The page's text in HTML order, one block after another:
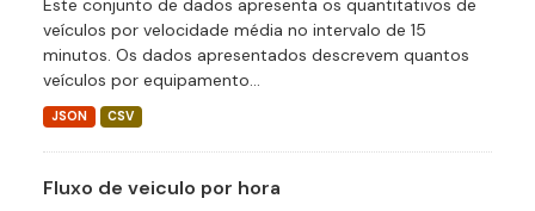
Este conjunto de dados apresenta os quantitativos de
veículos por velocidade média no intervalo de 15
minutos. Os dados apresentados descrevem quantos
veículos por equipamento...
JSON CSV
Fluxo de veiculo por hora